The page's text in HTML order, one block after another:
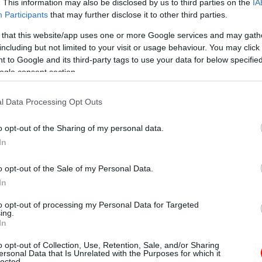
This information may also be disclosed by us to third parties on the
Participants that may further disclose it to other third parties.
that this website/app uses one or more Google services and may
but not limited to your visit or usage behaviour. You may
to Google and its third-party tags to use your data for below
consent section.
Data Processing Opt Outs
opt-out of the Sharing of my personal data.
opt-out of the Sale of my Personal Data.
opt-out of processing my Personal Data for Targeted
opt-out of Collection, Use, Retention, Sale, and/or Sharing
Data that Is Unrelated with the Purposes for which it
Lorraine-on, mintha nem is ugyanaz az ember lett volna, aki
Talán azt hitték, hogy ezek a dolgok nem számítanak,
abból a falból, amit próbáltam magam köré építeni, hogy
a nevét, és sosem feledkezett meg senkiről. Amikor
el, drágám. Csak adj tovább, és várd ki, hogy visszatérjen.”
fájdalmakra. Azt mondta, biztos csak a chilitől van, de
elodázta, mondván, előbb a ballagásra kell koncentrálnunk.
és a fahéjas pirítós megszokott illatát. A konyhába
a lábán, a kávéfőző félig tele volt. „Nagyi!” ordítottam,
tudtam feloldani a telefont. A mentők gyorsan érkeztek, de a